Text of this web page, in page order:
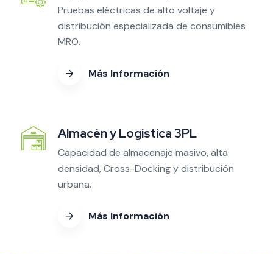
Pruebas eléctricas de alto voltaje y
distribución especializada de consumibles
MRO.
Más Información
Almacén y Logística 3PL
Capacidad de almacenaje masivo, alta
densidad, Cross-Docking y distribución
urbana.
Más Información